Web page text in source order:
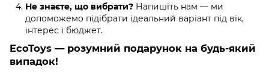
Не знаєте, що вибрати? Напишіть нам — ми
допоможемо підібрати ідеальний варіант під вік,
інтерес і бюджет.
EcoToys — розумний подарунок на будь-який
випадок!